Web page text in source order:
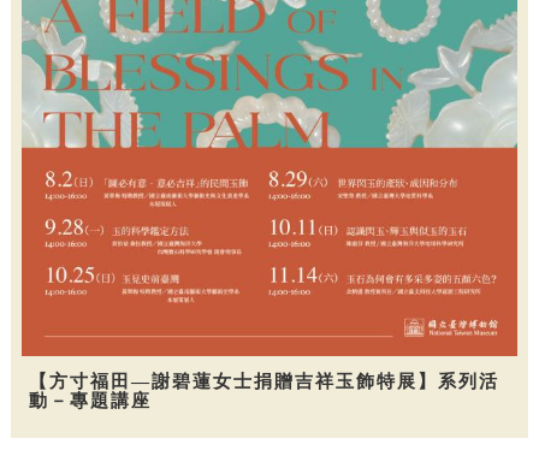
【方寸福田—謝碧蓮女士捐贈吉祥玉飾特展】系列活
動－專題講座